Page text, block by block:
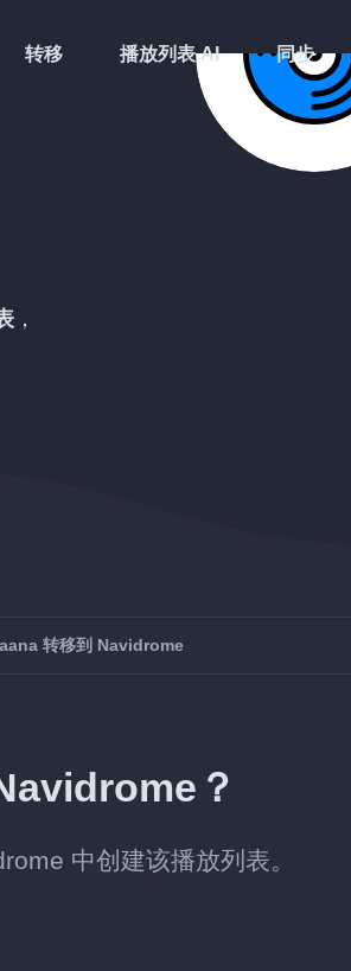
转移 播放列表 AI 同步
，
转移到 Navidrome
？
中创建该播放列表。